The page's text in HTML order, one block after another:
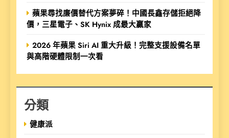
蘋果尋找廉價替代方案夢碎！中國長鑫存儲拒絕降
價，三星電子、SK Hynix 成最大贏家
2026 年蘋果 Siri AI 重大升級！完整支援設備名單
與高階硬體限制一次看
分類
健康派